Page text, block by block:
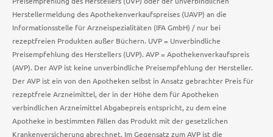
Herstellermeldung des Apothekenverkaufspreises (UAVP) an die
Informationsstelle für Arzneispezialitäten (IFA GmbH) / nur bei
rezeptfreien Produkten außer Büchern. UVP = Unverbindliche
Preisempfehlung des Herstellers (UVP). AVP = Apothekenverkaufspreis
(AVP). Der AVP ist keine unverbindliche Preisempfehlung der Hersteller.
Der AVP ist ein von den Apotheken selbst in Ansatz gebrachter Preis für
rezeptfreie Arzneimittel, der in der Höhe dem für Apotheken
verbindlichen Arzneimittel Abgabepreis entspricht, zu dem eine
Apotheke in bestimmten Fällen das Produkt mit der gesetzlichen
Krankenversicherung abrechnet. Im Gegensatz zum AVP ist die